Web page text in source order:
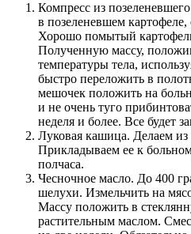
Компресс из
в позеленевшем
Хорошо помытый
Полученную массу,
температуры тела,
быстро переложить в
мешочек положить на
и не очень туго
неделя и более. Все будет
Луковая кашица. Делаем
Прикладываем ее к
полчаса.
Чесночное масло. До 400
шелухи. Измельчить на
Массу положить в
растительным маслом.